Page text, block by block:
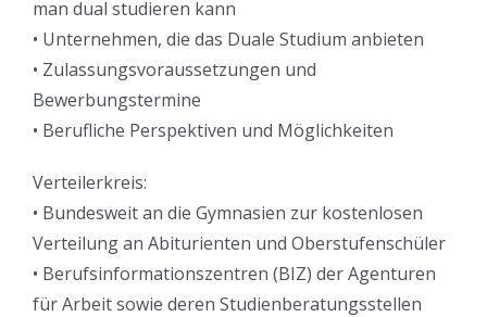
man dual studieren kann
• Unternehmen, die das Duale Studium anbieten
• Zulassungsvoraussetzungen und
Bewerbungstermine
• Berufliche Perspektiven und Möglichkeiten
Verteilerkreis:
• Bundesweit an die Gymnasien zur kostenlosen
Verteilung an Abiturienten und Oberstufenschüler
• Berufsinformationszentren (BIZ) der Agenturen
für Arbeit sowie deren Studienberatungsstellen